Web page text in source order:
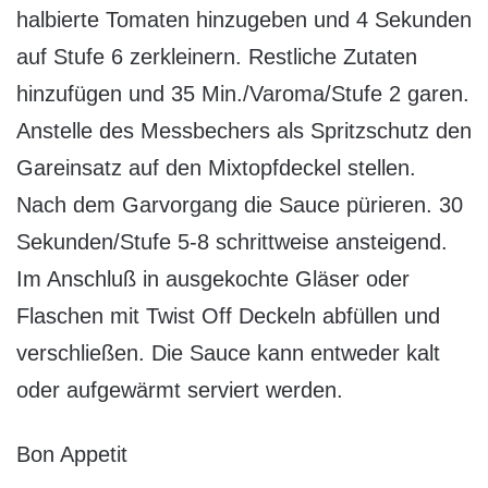
halbierte Tomaten hinzugeben und 4 Sekunden
auf Stufe 6 zerkleinern. Restliche Zutaten
hinzufügen und 35 Min./Varoma/Stufe 2 garen.
Anstelle des Messbechers als Spritzschutz den
Gareinsatz auf den Mixtopfdeckel stellen.
Nach dem Garvorgang die Sauce pürieren. 30
Sekunden/Stufe 5-8 schrittweise ansteigend.
Im Anschluß in ausgekochte Gläser oder
Flaschen mit Twist Off Deckeln abfüllen und
verschließen. Die Sauce kann entweder kalt
oder aufgewärmt serviert werden.
Bon Appetit